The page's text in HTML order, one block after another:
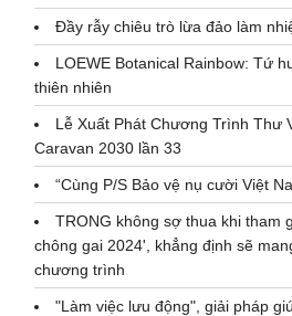
Đầy rẫy chiêu trò lừa đảo làm
LOEWE Botanical Rainbow: Tứ
thiên nhiên
Lễ Xuất Phát Chương Trình Thư
Caravan 2030 lần 33
“Cùng P/S Bảo vệ nụ cười Việt
TRONG không sợ thua khi tham
chông gai 2024', khẳng định sẽ
chương trình
"Làm việc lưu động", giải pháp